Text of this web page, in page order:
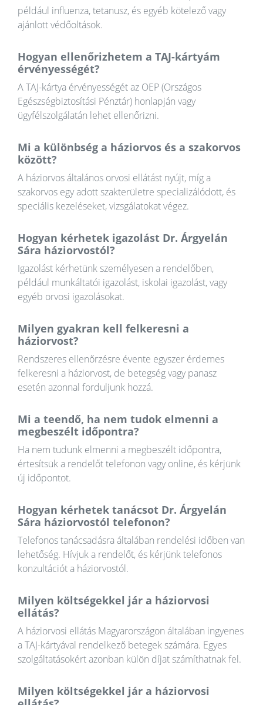
például influenza, tetanusz, és egyéb kötelező vagy
ajánlott védőoltások.
Hogyan ellenőrizhetem a TAJ-kártyám
érvényességét?
A TAJ-kártya érvényességét az OEP (Országos
Egészségbiztosítási Pénztár) honlapján vagy
ügyfélszolgálatán lehet ellenőrizni.
Mi a különbség a háziorvos és a szakorvos
között?
A háziorvos általános orvosi ellátást nyújt, míg a
szakorvos egy adott szakterületre specializálódott, és
speciális kezeléseket, vizsgálatokat végez.
Hogyan kérhetek igazolást Dr. Árgyelán
Sára háziorvostól?
Igazolást kérhetünk személyesen a rendelőben,
például munkáltatói igazolást, iskolai igazolást, vagy
egyéb orvosi igazolásokat.
Milyen gyakran kell felkeresni a
háziorvost?
Rendszeres ellenőrzésre évente egyszer érdemes
felkeresni a háziorvost, de betegség vagy panasz
esetén azonnal forduljunk hozzá.
Mi a teendő, ha nem tudok elmenni a
megbeszélt időpontra?
Ha nem tudunk elmenni a megbeszélt időpontra,
értesítsük a rendelőt telefonon vagy online, és kérjünk
új időpontot.
Hogyan kérhetek tanácsot Dr. Árgyelán
Sára háziorvostól telefonon?
Telefonos tanácsadásra általában rendelési időben van
lehetőség. Hívjuk a rendelőt, és kérjünk telefonos
konzultációt a háziorvostól.
Milyen költségekkel jár a háziorvosi
ellátás?
A háziorvosi ellátás Magyarországon általában ingyenes
a TAJ-kártyával rendelkező betegek számára. Egyes
szolgáltatásokért azonban külön díjat számíthatnak fel.
Milyen költségekkel jár a háziorvosi